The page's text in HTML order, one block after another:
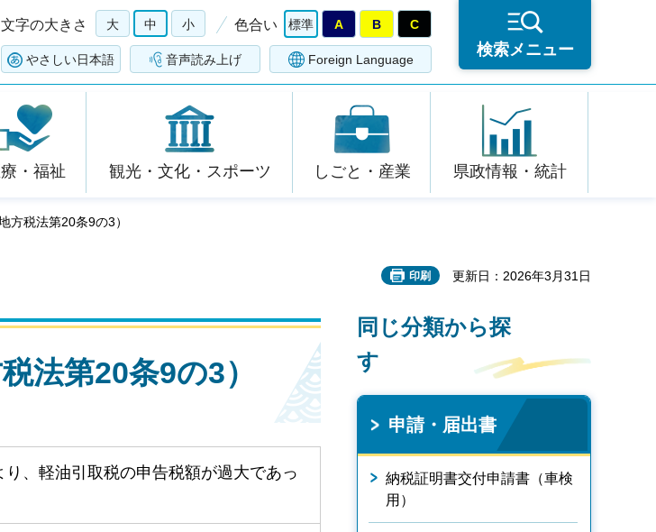
文字の大きさ 大 中 小 色合い 標準 A B C
やさしい日本語 音声読み上げ Foreign Language
検索メニュー
・福祉 観光・文化・スポーツ しごと・産業 県政情報・統計
方税法第20条9の3）
印刷 更新日：2026年3月31日
法第20条9の3）
、軽油引取税の申告税額が過大であっ
同じ分類から探
す
申請・届出書
納税証明書交付申請書（車検
用）